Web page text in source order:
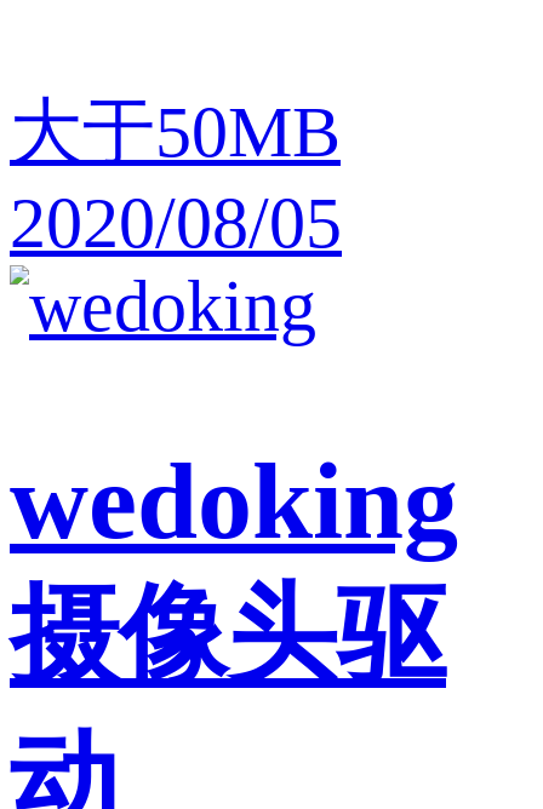
大于50MB
2020/08/05
wedoking
摄像头驱
动